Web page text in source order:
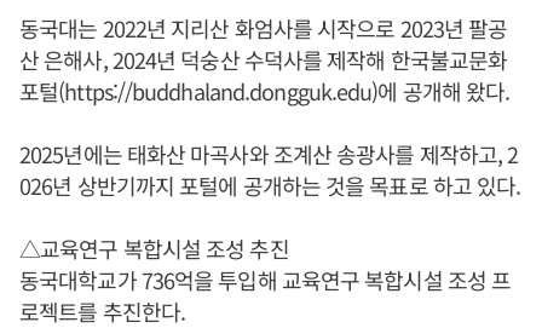
동국대는 2022년 지리산 화엄사를 시작으로 2023년 팔공
산 은해사, 2024년 덕숭산 수덕사를 제작해 한국불교문화
포털(https://buddhaland.dongguk.edu)에 공개해 왔다.
2025년에는 태화산 마곡사와 조계산 송광사를 제작하고, 2
026년 상반기까지 포털에 공개하는 것을 목표로 하고 있다.
△교육연구 복합시설 조성 추진
동국대학교가 736억을 투입해 교육연구 복합시설 조성 프
로젝트를 추진한다.